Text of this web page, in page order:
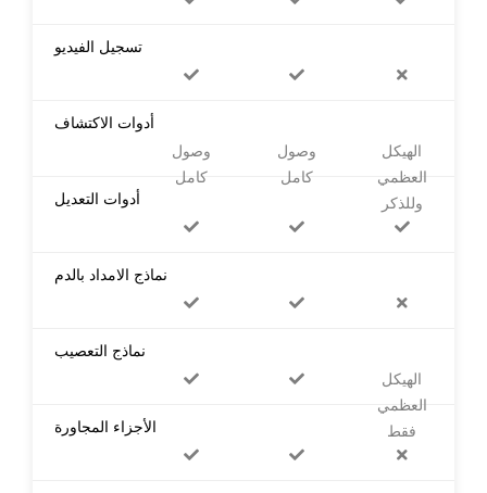
تسجيل الفيديو
أدوات الاكتشاف
أدوات التعديل
نماذج الامداد بالدم
نماذج التعصيب
الأجزاء المجاورة
الهيكل
العظمي
وللذكر
الهيكل
العظمي
فقط
وصول
كامل
وصول
كامل